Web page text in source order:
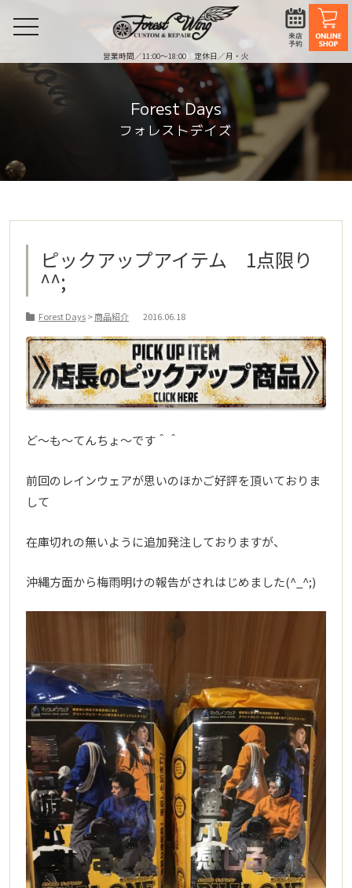
営業時間／11:00〜18:00 定休日／月・火
toggle
Forest Days
フォレストデイズ
ピックアップアイテム 1点限り
^^;
Forest Days>商品紹介 2016.06.18
ど～も～てんちょ～です＾＾
前回のレインウェアが思いのほかご好評を頂いておりま
して
在庫切れの無いように追加発注しておりますが、
沖縄方面から梅雨明けの報告がされはじめました(^_^;)